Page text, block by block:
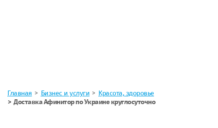
Главная Бизнес и услуги
Красота, здоровье
Доставка Афинитор по Украине круглосуточно